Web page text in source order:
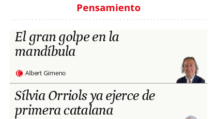
Pensamiento
El gran golpe en la
mandíbula
Albert Gimeno
Sílvia Orriols ya ejerce de
primera catalana